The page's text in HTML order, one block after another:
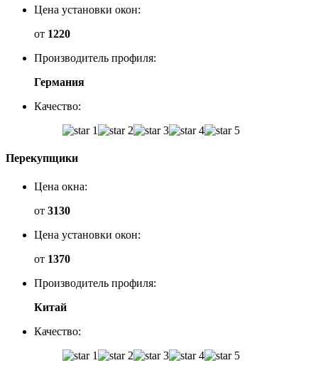
Цена установки окон:
от 1220
Производитель профиля:
Германия
Качество:
Перекупщики
Цена окна:
от 3130
Цена установки окон:
от 1370
Производитель профиля:
Китай
Качество: